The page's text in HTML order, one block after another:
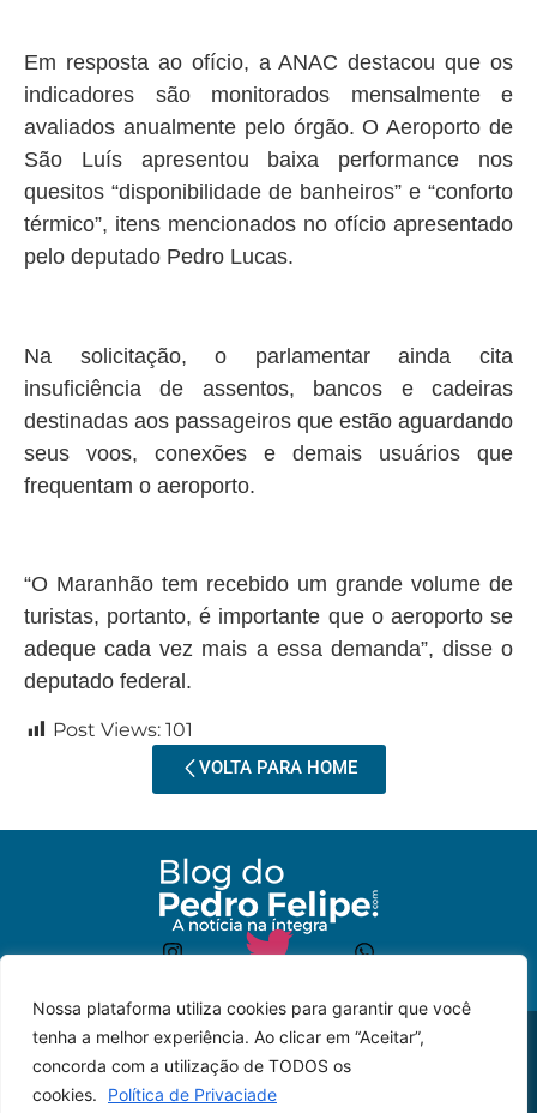
Nossa plataforma utiliza cookies para garantir que você
tenha a melhor experiência. Ao clicar em “Aceitar”,
concorda com a utilização de TODOS os
cookies.
Política de Privaciade
Em resposta ao ofício, a ANAC destacou que os
indicadores são monitorados mensalmente e
avaliados anualmente pelo órgão. O Aeroporto de
São Luís apresentou baixa performance nos
quesitos “disponibilidade de banheiros” e “conforto
térmico”, itens mencionados no ofício apresentado
pelo deputado Pedro Lucas.
Na solicitação, o parlamentar ainda cita
insuficiência de assentos, bancos e cadeiras
destinadas aos passageiros que estão aguardando
seus voos, conexões e demais usuários que
frequentam o aeroporto.
“O Maranhão tem recebido um grande volume de
turistas, portanto, é importante que o aeroporto se
adeque cada vez mais a essa demanda”, disse o
deputado federal.
Post Views: 101
VOLTA PARA HOME
© 2023 – Todos os
direitos reservados.
Desenvolvido por: JP